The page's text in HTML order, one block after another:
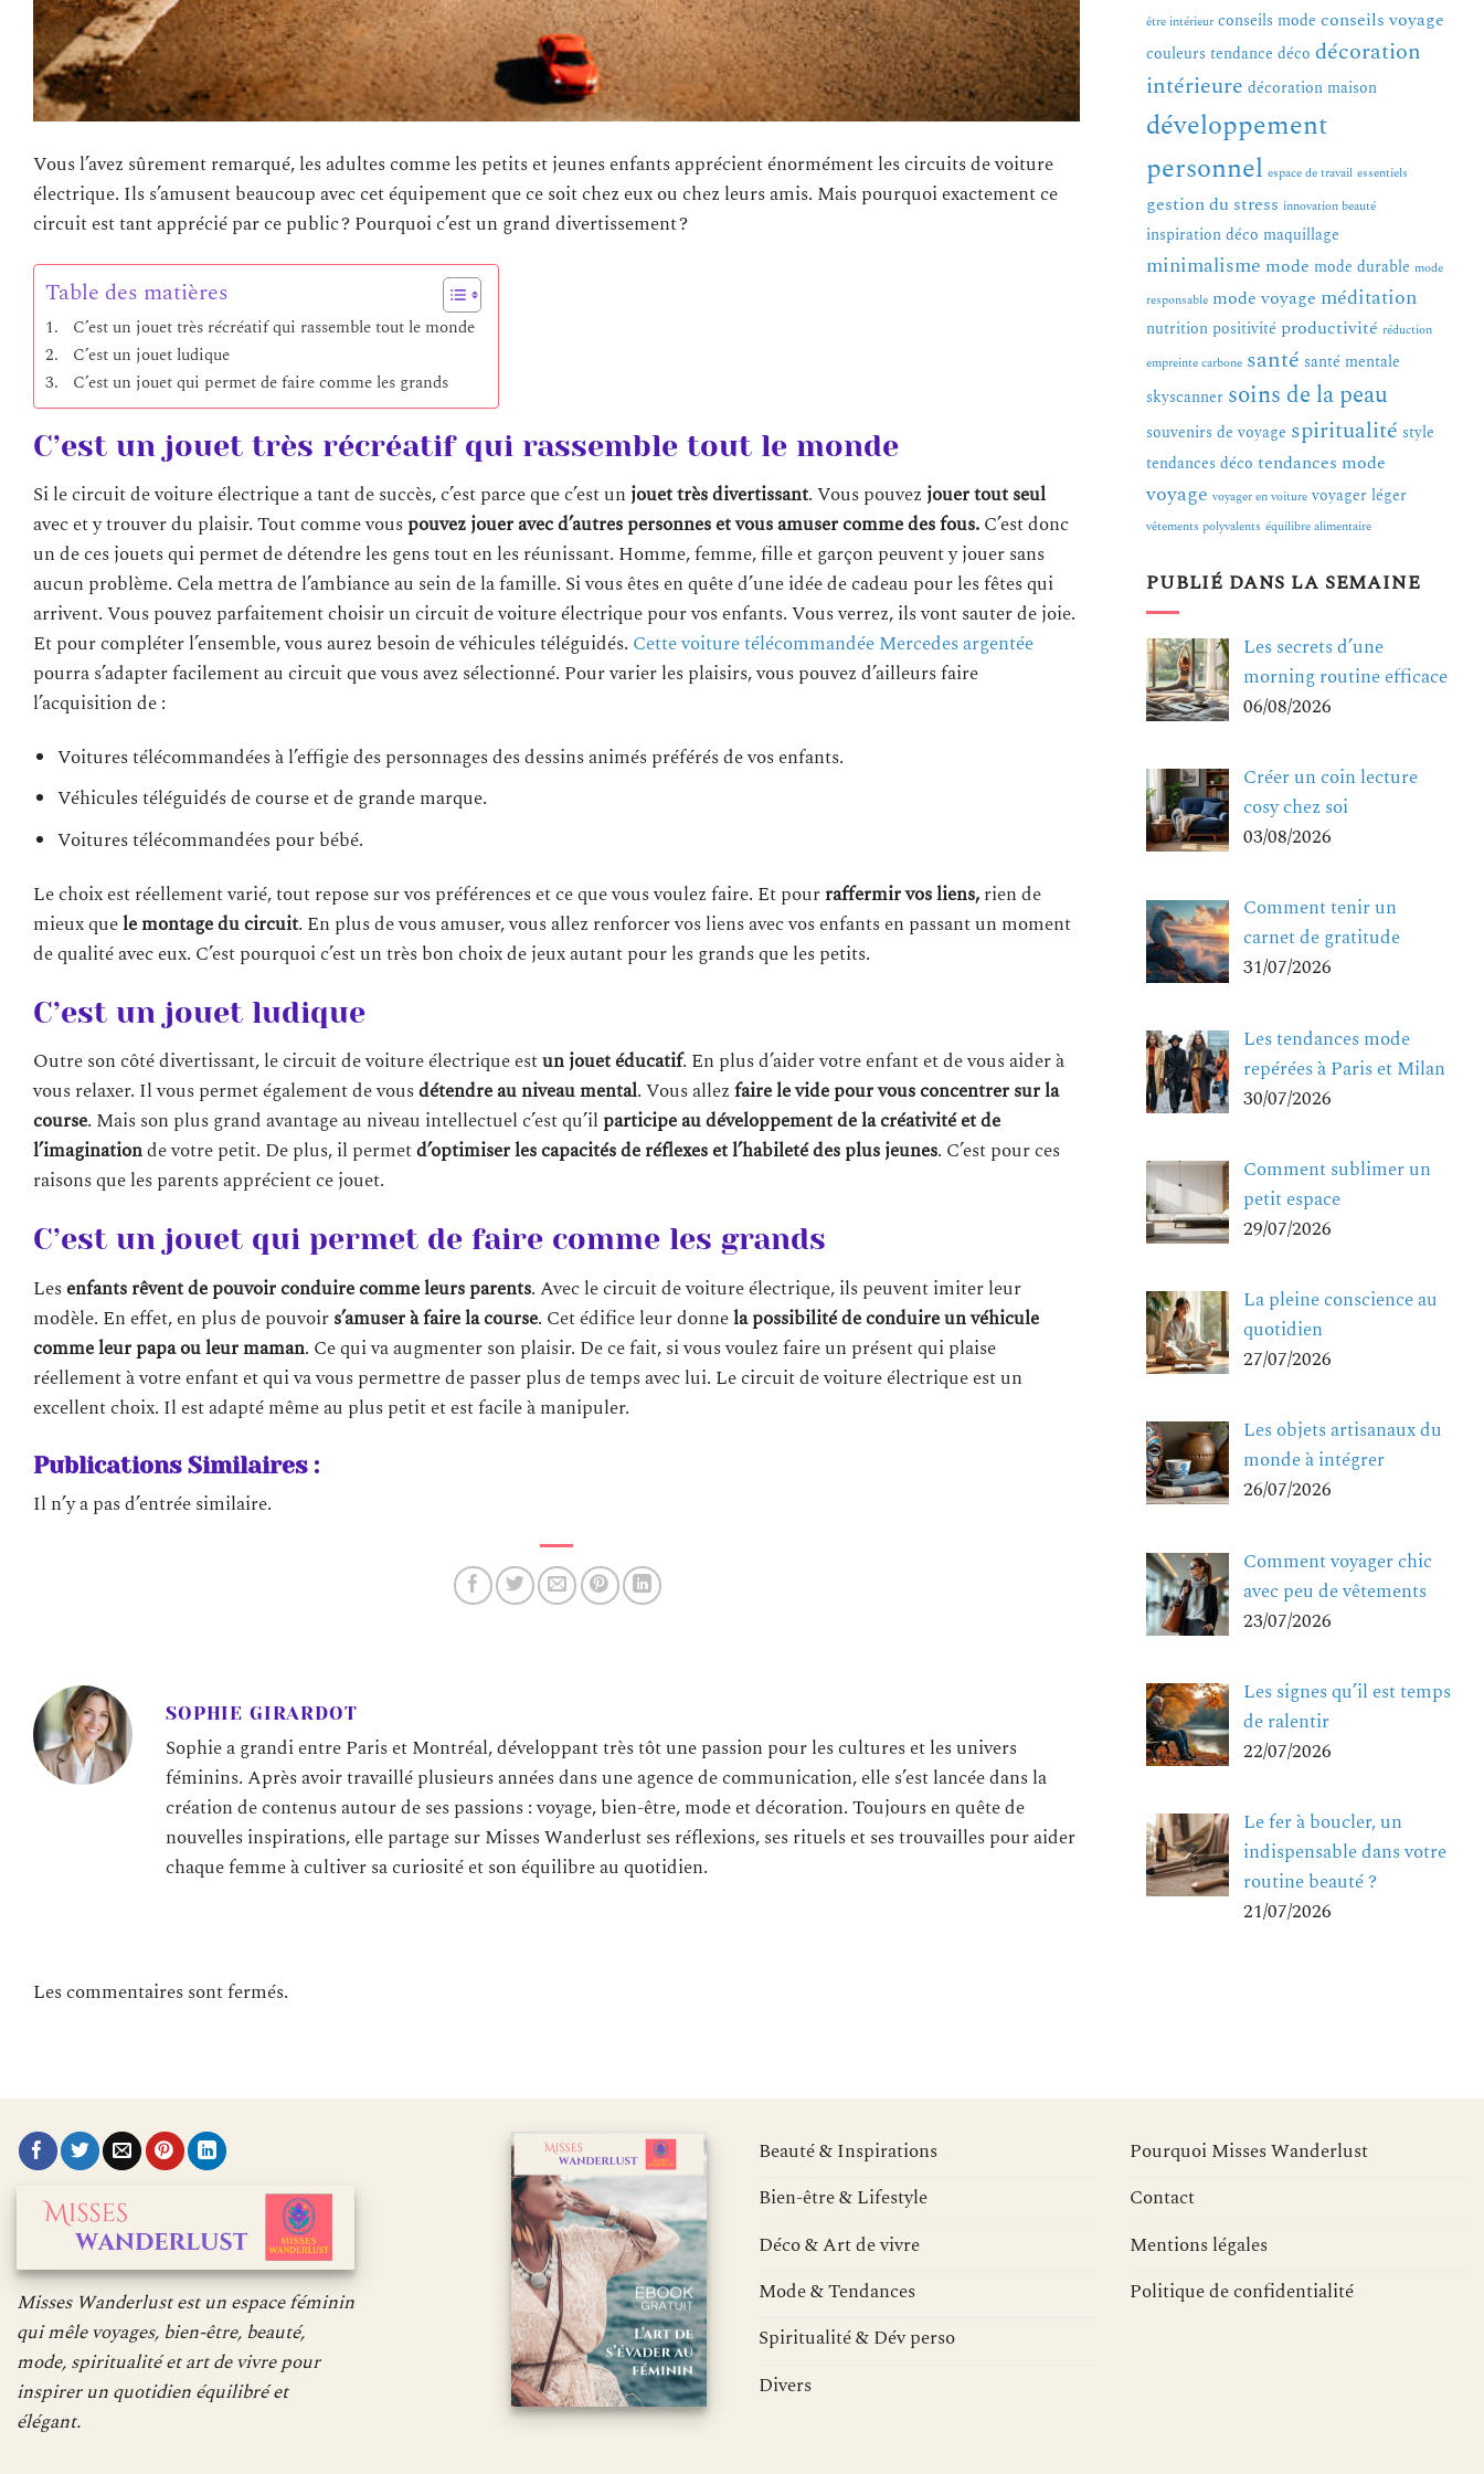
Vous l’avez sûrement remarqué, les adultes comme les petits et jeunes enfants apprécient énormément les circuits de voiture
électrique. Ils s’amusent beaucoup avec cet équipement que ce soit chez eux ou chez leurs amis. Mais pourquoi exactement ce
circuit est tant apprécié par ce public ? Pourquoi c’est un grand divertissement ?
Table des matières
C’est un jouet très récréatif qui rassemble tout le monde
C’est un jouet ludique
C’est un jouet qui permet de faire comme les grands
C’est un jouet très récréatif qui rassemble tout le monde
Si le circuit de voiture électrique a tant de succès, c’est parce que c’est un jouet très divertissant. Vous pouvez jouer tout seul
avec et y trouver du plaisir. Tout comme vouspouvez jouer avec d’autres personnes et vous amuser comme des fous.C’est donc
un de ces jouets qui permet de détendre les gens tout en les réunissant. Homme, femme, fille et garçon peuvent y jouer sans
aucun problème. Cela mettra de l’ambiance au sein de la famille. Si vous êtes en quête d’une idée de cadeau pour les fêtes qui
arrivent. Vous pouvez parfaitement choisir un circuit de voiture électrique pour vos enfants. Vous verrez, ils vont sauter de joie.
Et pour compléter l’ensemble, vous aurez besoin de véhicules téléguidés. Cette voiture télécommandée Mercedes argentée
pourra s’adapter facilement au circuit que vous avez sélectionné. Pour varier les plaisirs, vous pouvez d’ailleurs faire
l’acquisition de :
Voitures télécommandées à l’effigie des personnages des dessins animés préférés de vos enfants.
Véhicules téléguidés de course et de grande marque.
Voitures télécommandées pour bébé.
Le choix est réellement varié, tout repose sur vos préférences et ce que vous voulez faire. Et pourraffermir vos liens,rien de
mieux quele montage du circuit. En plus de vous amuser, vous allez renforcer vos liens avec vos enfants en passant un moment
de qualité avec eux. C’est pourquoi c’est un très bon choix de jeux autant pour les grands que les petits.
C’est un jouet ludique
Outre son côté divertissant, le circuit de voiture électrique estun jouet éducatif. En plus d’aider votre enfant et de vous aider à
vous relaxer. Il vous permet également de vousdétendre au niveau mental. Vous allezfaire le vide pour vous concentrer sur la
course. Mais son plus grand avantage au niveau intellectuel c’est qu’il participe au développement de la créativité et de
l’imaginationde votre petit. De plus, il permetd’optimiser les capacités de réflexes et l’habileté des plus jeunes. C’est pour ces
raisons que les parents apprécient ce jouet.
C’est un jouet qui permet de faire comme les grands
Lesenfants rêvent de pouvoir conduire comme leurs parents. Avec le circuit de voiture électrique, ils peuvent imiter leur
modèle. En effet, en plus de pouvoirs’amuser à faire la course. Cet édifice leur donnela possibilité de conduire un véhicule
comme leur papa ou leur maman. Ce qui va augmenter son plaisir. De ce fait, si vous voulez faire un présent qui plaise
réellement à votre enfant et qui va vous permettre de passer plus de temps avec lui. Le circuit de voiture électrique est un
excellent choix. Il est adapté même au plus petit et est facile à manipuler.
Publications Similaires :
Il n’y a pas d’entrée similaire.
SOPHIE GIRARDOT
Sophie a grandi entre Paris et Montréal, développant très tôt une passion pour les cultures et les univers
féminins. Après avoir travaillé plusieurs années dans une agence de communication, elle s’est lancée dans la
création de contenus autour de ses passions : voyage, bien-être, mode et décoration. Toujours en quête de
nouvelles inspirations, elle partage sur Misses Wanderlust ses réflexions, ses rituels et ses trouvailles pour aider
chaque femme à cultiver sa curiosité et son équilibre au quotidien.
Les commentaires sont fermés.
être intérieur conseils mode conseils voyage
couleurs tendance déco décoration
intérieure décoration maison
développement
personnel espace de travail essentiels
gestion du stress innovation beauté
inspiration déco maquillage
minimalisme mode mode durable mode
responsable mode voyage méditation
nutrition positivité productivité réduction
empreinte carbone santé santé mentale
skyscanner soins de la peau
souvenirs de voyage spiritualité style
tendances déco tendances mode
voyage voyager en voiture voyager léger
vêtements polyvalents équilibre alimentaire
PUBLIÉ DANS LA SEMAINE
Les secrets d’une
morning routine efficace
06/08/2026
Créer un coin lecture
cosy chez soi
03/08/2026
Comment tenir un
carnet de gratitude
31/07/2026
Les tendances mode
repérées à Paris et Milan
30/07/2026
Comment sublimer un
petit espace
29/07/2026
La pleine conscience au
quotidien
27/07/2026
Les objets artisanaux du
monde à intégrer
26/07/2026
Comment voyager chic
avec peu de vêtements
23/07/2026
Les signes qu’il est temps
de ralentir
22/07/2026
Le fer à boucler, un
indispensable dans votre
routine beauté ?
21/07/2026
Misses Wanderlust est un espace féminin
qui mêle voyages, bien-être, beauté,
mode, spiritualité et art de vivre pour
inspirer un quotidien équilibré et
élégant.
Beauté & Inspirations
Bien-être & Lifestyle
Déco & Art de vivre
Mode & Tendances
Spiritualité & Dév perso
Divers
Pourquoi Misses Wanderlust
Contact
Mentions légales
Politique de confidentialité